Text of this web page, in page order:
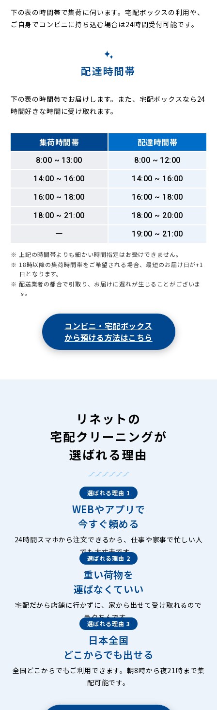
下の表の時間帯で集荷に伺います。宅配ボックスの利用や、
ご自身でコンビニに持ち込む場合は24時間受付可能です。
配達時間帯
下の表の時間帯でお届けします。また、宅配ボックスなら24
時間好きな時間に受け取れます。
集荷時間帯 配達時間帯
8:00 ~ 13:00
8:00 ~ 12:00
14:00 ~ 16:00
14:00 ~ 16:00
16:00 ~ 18:00
16:00 ~ 18:00
18:00 ~ 21:00
18:00 ~ 20:00
ー
19:00 ~ 21:00
※ 上記の時間帯よりも細かい時間指定はお受けできません。
※ 18時以降の集荷時間帯をご希望される場合、最短のお届け日が+1
日となります。
※ 配送業者の都合で引取り、お届けに遅れが生じることがございま
す。
コンビニ・宅配ボックス
から預ける方法はこちら
リネットの
宅配クリーニングが
選ばれる理由
選ばれる理由 1
WEBやアプリで
今すぐ頼める
24時間スマホから注文できるから、仕事や家事で忙しい人
でも大丈夫です。
選ばれる理由 2
重い荷物を
運ばなくていい
宅配だから店舗に行かずに、家から出せて受け取れるので
ラクちんです。
選ばれる理由 3
日本全国
どこからでも出せる
全国どこからでもご利用できます。朝8時から夜21時まで集
配可能です。